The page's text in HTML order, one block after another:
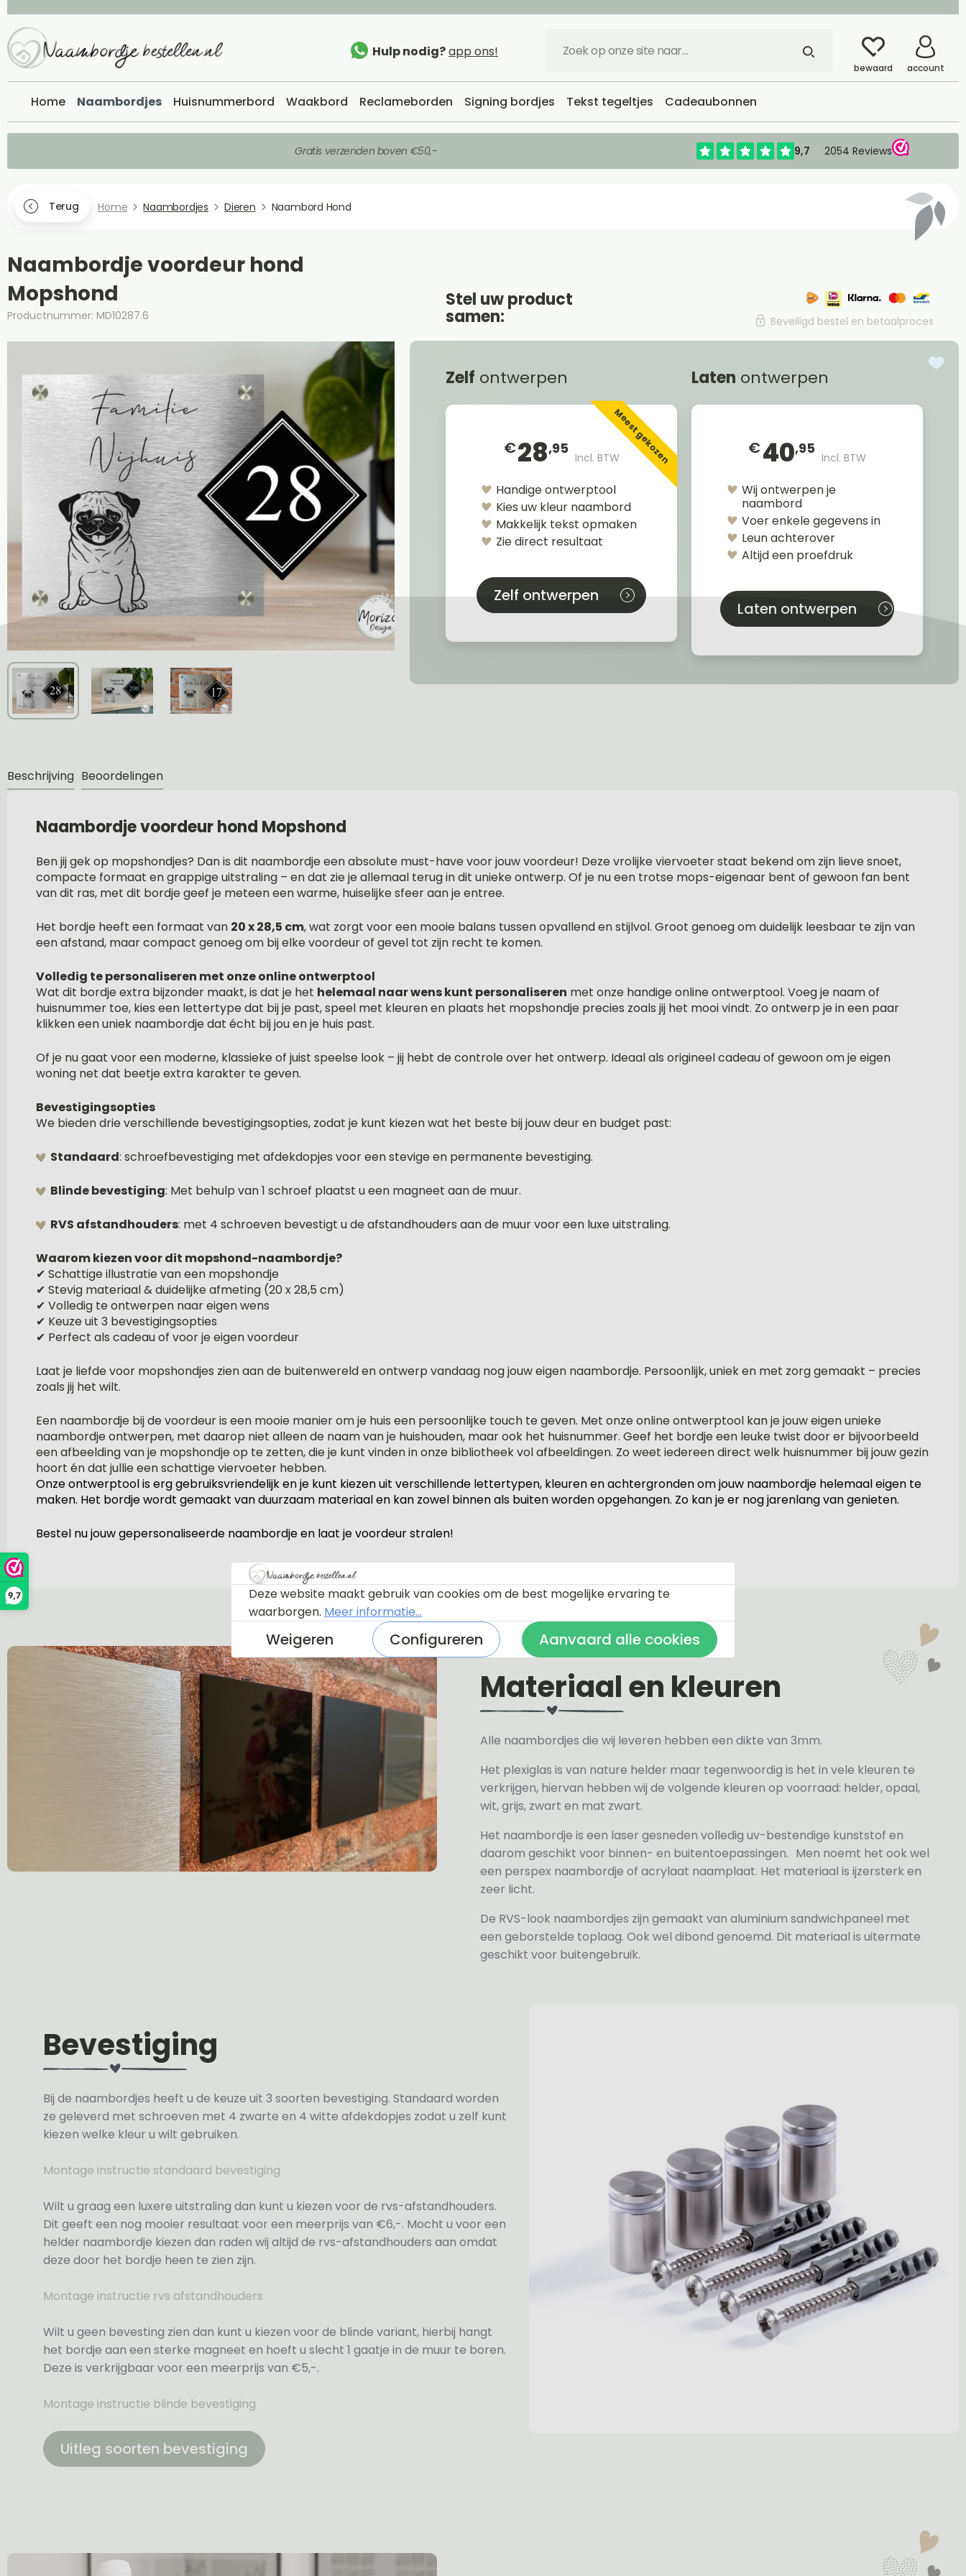
9,7
Hulp nodig?app ons!
bewaard account
Home Naambordjes Huisnummerbord Waakbord Reclameborden Signing bordjes Tekst tegeltjes Cadeaubonnen
Gratis verzenden boven €50,-
Terug Home Naambordjes Dieren Naambord Hond
Naambordje voordeur hond
Mopshond
Productnummer: MD10287.6
Stel uw product
samen: Beveiligd bestel en betaalproces
Zelf ontwerpen
€28,95
Incl. BTWMeest gekozen
Handige ontwerptool
Kies uw kleur naambord
Makkelijk tekst opmaken
Zie direct resultaat
Zelf ontwerpen
Laten ontwerpen
€40,95
Incl. BTW
Wij ontwerpen je
naambord
Voer enkele gegevens in
Leun achterover
Altijd een proefdruk
Laten ontwerpen
Beschrijving Beoordelingen
Naambordje voordeur hond Mopshond
Ben jij gek op mopshondjes? Dan is dit naambordje een absolute must-have voor jouw voordeur! Deze vrolijke viervoeter staat bekend om zijn lieve snoet,
compacte formaat en grappige uitstraling – en dat zie je allemaal terug in dit unieke ontwerp. Of je nu een trotse mops-eigenaar bent of gewoon fan bent
van dit ras, met dit bordje geef je meteen een warme, huiselijke sfeer aan je entree.
Het bordje heeft een formaat van 20 x 28,5 cm, wat zorgt voor een mooie balans tussen opvallend en stijlvol. Groot genoeg om duidelijk leesbaar te zijn van
een afstand, maar compact genoeg om bij elke voordeur of gevel tot zijn recht te komen.
Volledig te personaliseren met onze online ontwerptool
Wat dit bordje extra bijzonder maakt, is dat je het helemaal naar wens kunt personaliseren met onze handige online ontwerptool. Voeg je naam of
huisnummer toe, kies een lettertype dat bij je past, speel met kleuren en plaats het mopshondje precies zoals jij het mooi vindt. Zo ontwerp je in een paar
klikken een uniek naambordje dat écht bij jou en je huis past.
Of je nu gaat voor een moderne, klassieke of juist speelse look – jij hebt de controle over het ontwerp. Ideaal als origineel cadeau of gewoon om je eigen
woning net dat beetje extra karakter te geven.
Bevestigingsopties
We bieden drie verschillende bevestigingsopties, zodat je kunt kiezen wat het beste bij jouw deur en budget past:
Standaard: schroefbevestiging met afdekdopjes voor een stevige en permanente bevestiging.
Blinde bevestiging: Met behulp van 1 schroef plaatst u een magneet aan de muur.
RVS afstandhouders: met 4 schroeven bevestigt u de afstandhouders aan de muur voor een luxe uitstraling.
Waarom kiezen voor dit mopshond-naambordje?
✔ Schattige illustratie van een mopshondje
✔ Stevig materiaal & duidelijke afmeting (20 x 28,5 cm)
✔ Volledig te ontwerpen naar eigen wens
✔ Keuze uit 3 bevestigingsopties
✔ Perfect als cadeau of voor je eigen voordeur
Laat je liefde voor mopshondjes zien aan de buitenwereld en ontwerp vandaag nog jouw eigen naambordje. Persoonlijk, uniek en met zorg gemaakt – precies
zoals jij het wilt.
Een naambordje bij de voordeur is een mooie manier om je huis een persoonlijke touch te geven. Met onze online ontwerptool kan je jouw eigen unieke
naambordje ontwerpen, met daarop niet alleen de naam van je huishouden, maar ook het huisnummer. Geef het bordje een leuke twist door er bijvoorbeeld
een afbeelding van je mopshondje op te zetten, die je kunt vinden in onze bibliotheek vol afbeeldingen. Zo weet iedereen direct welk huisnummer bij jouw gezin
hoort én dat jullie een schattige viervoeter hebben.
Onze ontwerptool is erg gebruiksvriendelijk en je kunt kiezen uit verschillende lettertypen, kleuren en achtergronden om jouw naambordje helemaal eigen te
maken. Het bordje wordt gemaakt van duurzaam materiaal en kan zowel binnen als buiten worden opgehangen. Zo kan je er nog jarenlang van genieten.
Bestel nu jouw gepersonaliseerde naambordje en laat je voordeur stralen!
Materiaal en kleuren
Alle naambordjes die wij leveren hebben een dikte van 3mm.
Het plexiglas is van nature helder maar tegenwoordig is het in vele kleuren te
verkrijgen, hiervan hebben wij de volgende kleuren op voorraad: helder, opaal,
wit, grijs, zwart en mat zwart.
Het naambordje is een laser gesneden volledig uv-bestendige kunststof en
daarom geschikt voor binnen- en buitentoepassingen. Men noemt het ook wel
een perspex naambordje of acrylaat naamplaat. Het materiaal is ijzersterk en
zeer licht.
De RVS-look naambordjes zijn gemaakt van aluminium sandwichpaneel met
een geborstelde toplaag. Ook wel dibond genoemd. Dit materiaal is uitermate
geschikt voor buitengebruik.
Bevestiging
Bij de naambordjes heeft u de keuze uit 3 soorten bevestiging. Standaard worden
ze geleverd met schroeven met 4 zwarte en 4 witte afdekdopjes zodat u zelf kunt
kiezen welke kleur u wilt gebruiken.
Montage instructie standaard bevestiging
Wilt u graag een luxere uitstraling dan kunt u kiezen voor de rvs-afstandhouders.
Dit geeft een nog mooier resultaat voor een meerprijs van €6,-. Mocht u voor een
helder naambordje kiezen dan raden wij altijd de rvs-afstandhouders aan omdat
deze door het bordje heen te zien zijn.
Montage instructie rvs afstandhouders
Wilt u geen bevesting zien dan kunt u kiezen voor de blinde variant, hierbij hangt
het bordje aan een sterke magneet en hoeft u slecht 1 gaatje in de muur te boren.
Deze is verkrijgbaar voor een meerprijs van €5,-.
Montage instructie blinde bevestiging
Uitleg soorten bevestiging
Deze website maakt gebruik van cookies om de best mogelijke ervaring te
waarborgen. Meer informatie...
Weigeren Configureren Aanvaard alle cookies